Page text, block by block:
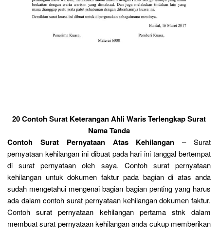
20 Contoh Surat Keterangan Ahli Waris Terlengkap Surat
Nama Tanda
Contoh Surat Pernyataan Atas Kehilangan – Surat
pernyataan kehilangan ini dibuat pada hari ini tanggal bertempat
di surat pernyataan oleh saya. Contoh surat pernyataan
kehilangan untuk dokumen faktur pada bagian di atas anda
sudah mengetahui mengenai bagian bagian penting yang harus
ada dalam contoh surat pernyataan kehilangan dokumen faktur.
Contoh surat pernyataan kehilangan pertama stnk dalam
membuat surat pernyataan kehilangan anda cukup memberikan